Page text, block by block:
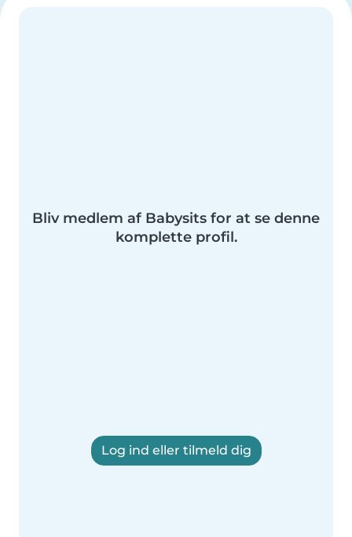
Bliv medlem af Babysits for at se denne
komplette profil.
Log ind eller tilmeld dig